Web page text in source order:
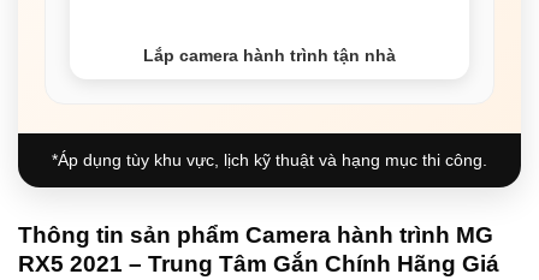
Lắp camera hành trình tận nhà
*Áp dụng tùy khu vực, lịch kỹ thuật và hạng mục thi công.
Thông tin sản phẩm Camera hành trình MG
RX5 2021 – Trung Tâm Gắn Chính Hãng Giá